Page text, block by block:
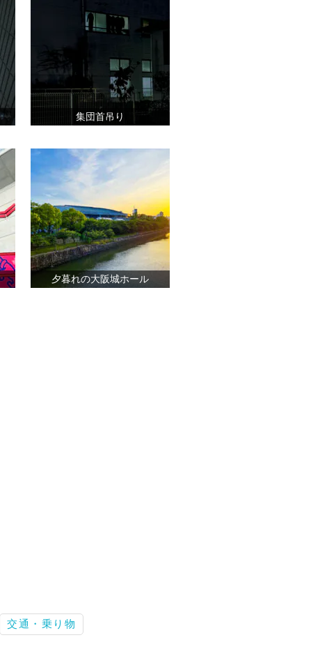
集団首吊り
夕暮れの大阪城ホール
交通・乗り物